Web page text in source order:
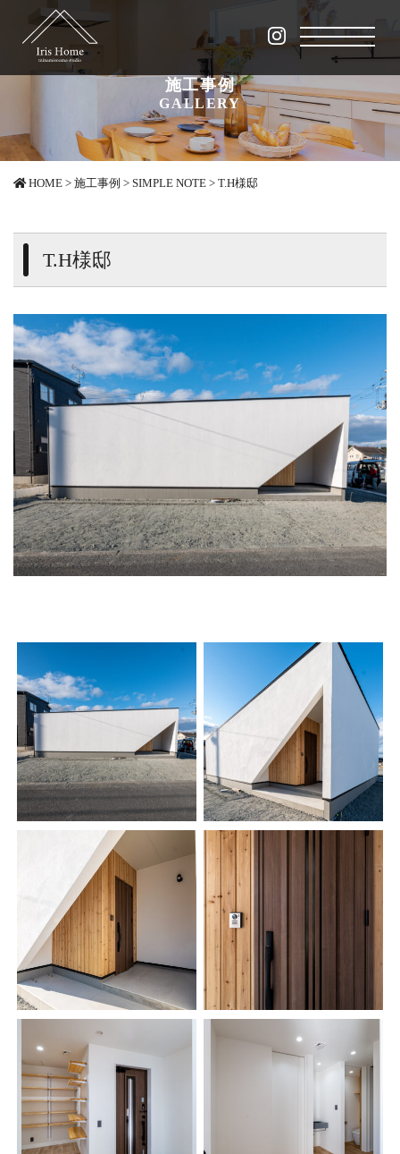
施工事例
GALLERY
HOME > 施工事例 > SIMPLE NOTE > T.H様邸
T.H様邸